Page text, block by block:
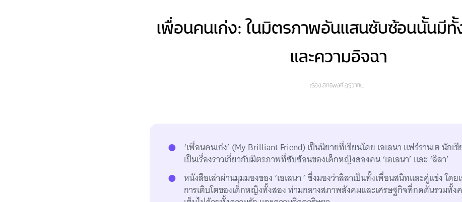
เพื่อนคนเก่ง: ในมิตรภาพอันแสนซับซ้อนนั้นมีทั้
และความอิจฉา
เรื่อง สิทธิพงศ์ อุรุวาทิน
‘เพื่อนคนเก่ง’ (My Brilliant Friend) เป็นนิยายที่เขียนโดย เอเลนา แฟร์รานเต นักเ
เป็นเรื่องราวเกี่ยวกับมิตรภาพที่ซับซ้อนของเด็กหญิงสองคน ‘เอเลนา’ และ ‘ลิลา’
หนังสือเล่าผ่านมุมมองของ ‘เอเลนา ’ ซึ่งมองว่าลิลาเป็นทั้งเพื่อนสนิทและคู่แข่ง โดย
การเติบโตของเด็กหญิงทั้งสอง ท่ามกลางสภาพสังคมและเศรษฐกิจที่กดดันรวมทั้